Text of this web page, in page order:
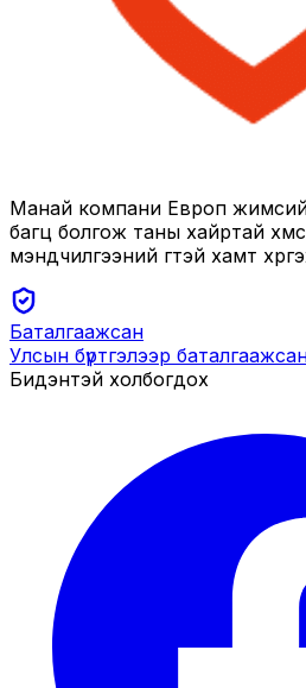
Манай компани Европ
багц болгож таны хайртай
мэндчилгээний үгтэй хамт
Баталгаажсан
Улсын бүртгэлээр
Бидэнтэй холбогдох